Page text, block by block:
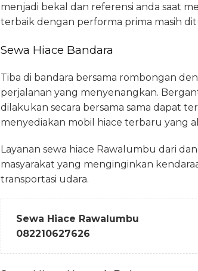
menjadi bekal dan referensi anda saat
terbaik dengan performa prima masih
Sewa Hiace Bandara
Tiba di bandara bersama rombongan
perjalanan yang menyenangkan.
dilakukan secara bersama sama dapat
menyediakan mobil hiace terbaru yang
Layanan sewa hiace Rawalumbu dari
masyarakat yang menginginkan
transportasi udara.
Sewa Hiace Rawalumbu
082210627626